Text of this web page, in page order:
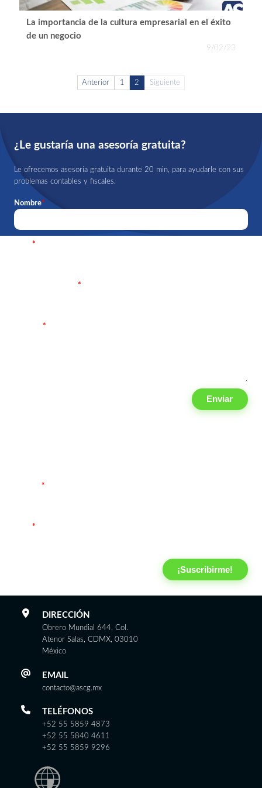
La importancia de la cultura empresarial en el éxito
de un negocio
9/02/23
Anterior 1 2 Siguiente
¿Le gustaría una asesoría gratuita?
Le ofrecemos asesoría gratuita durante 20 min, para ayudarle con sus
problemas contables y fiscales.
Nombre*
*
*
*
Enviar
*
*
¡Suscribirme!
DIRECCIÓN
Obrero Mundial 644, Col.
Atenor Salas, CDMX, 03010
México
EMAIL
contacto@ascg.mx
TELÉFONOS
+52 55 5859 4873
+52 55 5840 4611
+52 55 5859 9296